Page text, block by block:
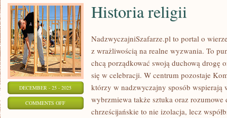
DECEMBER - 25 - 2025
COMMENTS OFFON
Historia religii
NadzwyczajniSzafarze.pl to portal o
z wrażliwością na realne wyzwania. To
chcą porządkować swoją duchową drogę
się w celebracji. W centrum pozostaje
którzy w nadzwyczajny sposób wspierają
wybrzmiewa także sztuka oraz
chrześcijańskie to nie izolacja, lecz